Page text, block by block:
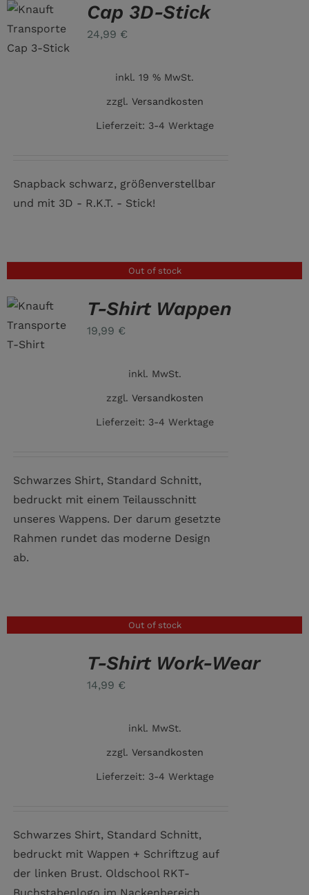
Cap 3D-Stick
24,99 €
inkl. 19 % MwSt.
zzgl. Versandkosten
Lieferzeit: 3-4 Werktage
Snapback schwarz, größenverstellbar
und mit 3D - R.K.T. - Stick!
Out of stock
T-Shirt Wappen
19,99 €
inkl. MwSt.
zzgl. Versandkosten
Lieferzeit: 3-4 Werktage
Schwarzes Shirt, Standard Schnitt,
bedruckt mit einem Teilausschnitt
unseres Wappens. Der darum gesetzte
Rahmen rundet das moderne Design
ab.
Out of stock
T-Shirt Work-Wear
14,99 €
inkl. MwSt.
zzgl. Versandkosten
Lieferzeit: 3-4 Werktage
Schwarzes Shirt, Standard Schnitt,
bedruckt mit Wappen + Schriftzug auf
der linken Brust. Oldschool RKT-